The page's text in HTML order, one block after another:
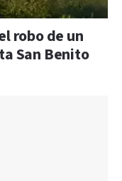
robo de un
San Benito